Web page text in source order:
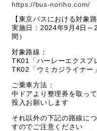
https://bus-noriho.com/
【東京バスにおける対象
実施日：2024年9月4日～
間）
対象路線：
TK01「ハーレーエクスプ
TK02「ウミカジライナー」
ご乗車方法：
中ドアより整理券を取っ
投入お願いします
それ以外の下記の路線に
すのでご注意ください